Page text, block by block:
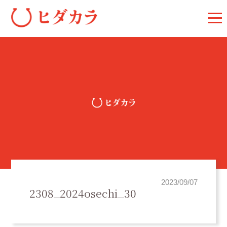
2023/09/07
2308_2024osechi_30